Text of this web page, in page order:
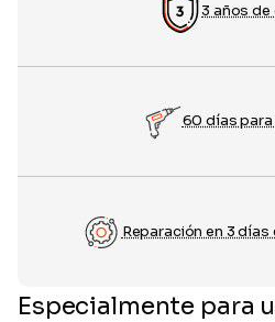
3 años
60 días
Reparación en 3
Especialmente para